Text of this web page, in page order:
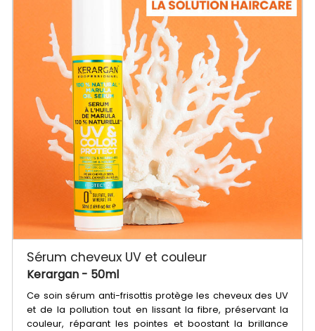
Sérum cheveux UV et couleur
Kerargan - 50ml
Ce soin sérum anti-frisottis protège les cheveux des UV
et de la pollution tout en lissant la fibre, préservant la
couleur, réparant les pointes et boostant la brillance